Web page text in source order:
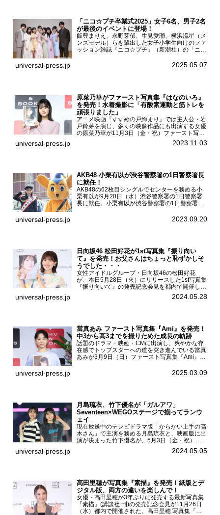
「ニコ☆プチ卒業式2025」女子6名、男子2名
が最後のイベントに登場！
飯豊まりえ、永野芽郁、生見愛瑠、横浜流星（メ
ンズモデル）らを輩出した女子小学生向けのファ
ッション雑誌『ニコ☆プチ』（新潮社）の「ニコ
モード学園コクーンタワーで開催され、卒業モデ
universal-press.jp 2025.05.07
原菜乃華がファースト写真集『はなのいろ』
を発売！水着撮影に「有酸素運動と筋トレを
頑張りました」
アニメ映画『すずめの戸締まり』では主人公・岩
戸鈴芽を演じ、多くの映像作品にも出演する女優
の原菜乃華が11月3日（金・祝）ファースト写真
集『はなのいろ』発売記念イベントを
HMV&BOOKS SHIBUYAで開催した。原菜乃華フ
universal-press.jp 2023.11.03
AKB48 小栗有以が渋谷警察署の1日警察署長
に就任！
AKB48の62枚目シングルでセンターを務める小
栗有以が9月20日（水）渋谷警察署の1日警察署
長に就任。小栗有以が渋谷警察署の1日警察署長
での10日間実施される令和5年 秋の全国交通安全
universal-press.jp 2023.09.20
日向坂46 松田好花が1st写真集『振り向い
て』を発売！お父さんはちょっと恥ずかしそ
うでした・・・
女性アイドルグループ・日向坂46の松田好花
が、本日5月28日（火）にリリースした1st写真集
『振り向いて』の発売記念会見を都内で開催し
た。日向坂46 松田好花1st写真集『振り向いて』
発売記念会見写真集では日向坂46の松田好花を
universal-press.jp 2024.05.28
當真あみ ファースト写真集『Ami』を発売！
中3から高3までを撮りためた成長の軌跡
話題のドラマ・映画・CMに出演し、爽やかな存
在感でトップスターへの道を突き進んでいる當真
あみが3月9日（日）ファースト写真集『Ami』
BOOKS SHIBUYAで開催した。當真あみファース
universal-press.jp 2025.03.09
月島琉衣、竹下優名が「ガルアワ」
Seventeen×WEGOステージで揃ってランウ
ェイ
現在放送中のテレビドラマ版「からかい上手の高
木さん」で主演を務める月島琉衣と、映画版に出
演が決まった竹下優名が、5月3日（金・祝）東
京・国立代々木競技場第一体育館で開催されたフ
ァッション&音楽イベント『Rakuten GirlsAward
universal-press.jp 2024.05.05
高田里穂が写真集『素描』を発売！紙版とデ
ジタル版、両方の違いを楽しんで！
女優・高田里穂が3年ぶりに発売する最新写真集
『素描』(講談社 刊)の発売記念会見が11月26日
（水）都内で開催された。高田里穂 写真集『素